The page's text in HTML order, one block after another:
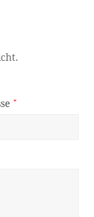
*